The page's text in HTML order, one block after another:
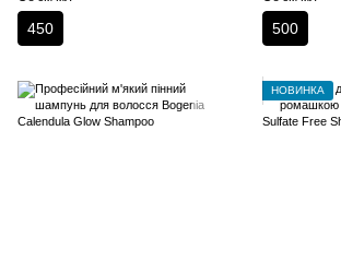
450 500
НОВИНКА